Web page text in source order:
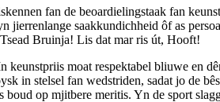
fan de beoardielingstaak fan
saak­kundichheid ôf as
Bruinja! Lis dat mar ris út, Hooft!
moat respektabel bliuwe en
in stelsel fan wedstriden, sadat jo de
op mjitbere meritis. Yn de sport